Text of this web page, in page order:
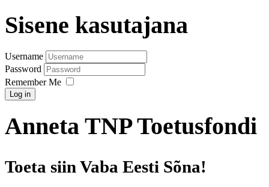
Sisene kasutajana
Username
Password
Remember Me
Log in
Anneta TNP Toetusfondi
Toeta siin Vaba Eesti Sõna!